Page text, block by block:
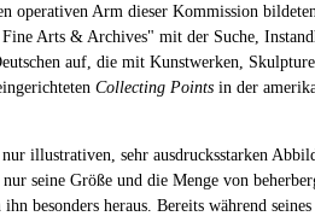
Arm dieser Kommission
Arts & Archives" mit der Suche,
auf, die mit Kunstwerken,
Collecting Points in der
illustrativen, sehr ausdrucksstarken
seine Größe und die Menge von
besonders heraus. Bereits während